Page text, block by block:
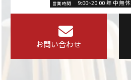
営業時間 9:00~20:00 年中無休
お問い合わせ